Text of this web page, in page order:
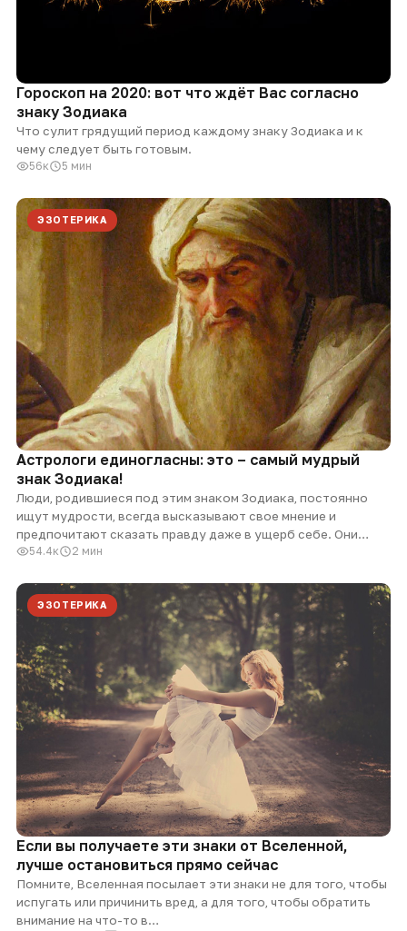
Гороскоп на 2020: вот что ждёт Вас согласно
знаку Зодиака
Что сулит грядущий период каждому знаку Зодиака и к
чему следует быть готовым.
56к 5 мин
ЭЗОТЕРИКА
Астрологи единогласны: это – самый мудрый
знак Зодиака!
Люди, родившиеся под этим знаком Зодиака, постоянно
ищут мудрости, всегда высказывают свое мнение и
предпочитают сказать правду даже в ущерб себе. Они…
54.4к 2 мин
ЭЗОТЕРИКА
Если вы получаете эти знаки от Вселенной,
лучше остановиться прямо сейчас
Помните, Вселенная посылает эти знаки не для того, чтобы
испугать или причинить вред, а для того, чтобы обратить
внимание на что-то в…